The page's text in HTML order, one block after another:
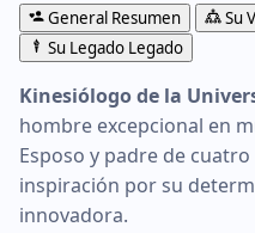
General Resumen Su
Su Legado Legado
Kinesiólogo de la
hombre excepcional en
Esposo y padre de
inspiración por su
innovadora.